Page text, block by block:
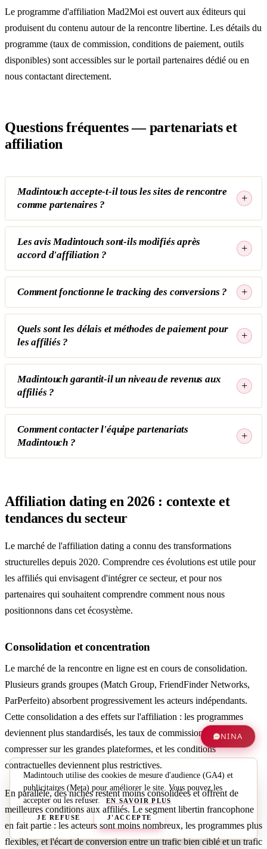
Le programme d'affiliation Mad2Moi est ouvert aux éditeurs qui
produisent du contenu autour de la rencontre libertine. Les détails du
programme (taux de commission, conditions de paiement, outils
disponibles) sont accessibles sur le portail partenaires dédié ou en
nous contactant directement.
Questions fréquentes — partenariats et
affiliation
Madintouch accepte-t-il tous les sites de rencontre
comme partenaires ?
Les avis Madintouch sont-ils modifiés après
accord d'affiliation ?
Comment fonctionne le tracking des conversions ?
Quels sont les délais et méthodes de paiement pour
les affiliés ?
Madintouch garantit-il un niveau de revenus aux
affiliés ?
Comment contacter l'équipe partenariats
Madintouch ?
Affiliation dating en 2026 : contexte et
tendances du secteur
Le marché de l'affiliation dating a connu des transformations
structurelles depuis 2020. Comprendre ces évolutions est utile pour
les affiliés qui envisagent d'intégrer ce secteur, et pour nos
partenaires qui souhaitent comprendre comment nous nous
positionnons dans cet écosystème.
Consolidation et concentration
Le marché de la rencontre en ligne est en cours de consolidation.
Plusieurs grands groupes (Match Group, FriendFinder Networks,
ParPerfeito) absorbent progressivement les acteurs indépendants.
Cette consolidation a des effets sur l'affiliation : les programmes
deviennent plus standardisés, les taux de commission tendent à se
compresser sur les grandes plateformes, et les conditions
contractuelles deviennent plus restrictives.
En parallèle, des niches restent moins consolidées et offrent de
meilleures conditions aux affiliés. Le segment libertin francophone
en fait partie : les acteurs sont moins nombreux, les programmes plus
flexibles, et l'écart de conversion entre un trafic bien ciblé et un trafic
NINA
Madintouch utilise des cookies de mesure d'audience (GA4) et
publicitaires (Meta) pour améliorer le site. Vous pouvez les
accepter ou les refuser.
EN SAVOIR PLUS
JE REFUSE J'ACCEPTE